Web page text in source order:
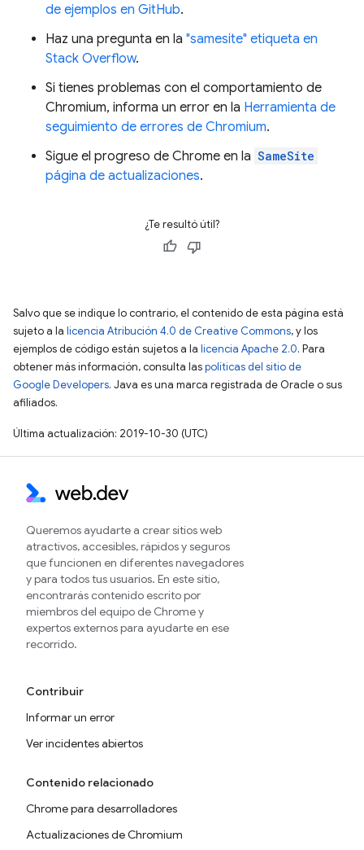
de ejemplos en GitHub.
Haz una pregunta en la "samesite" etiqueta en
Stack Overflow.
Si tienes problemas con el comportamiento de
Chromium, informa un error en la Herramienta de
seguimiento de errores de Chromium.
Sigue el progreso de Chrome en la SameSite
página de actualizaciones.
¿Te resultó útil?
Salvo que se indique lo contrario, el contenido de esta página está
sujeto a la licencia Atribución 4.0 de Creative Commons, y los
ejemplos de código están sujetos a la licencia Apache 2.0. Para
obtener más información, consulta laspolíticas del sitio de
Google Developers. Java es una marca registrada de Oracle o sus
afiliados.
Última actualización: 2019-10-30 (UTC)
Queremos ayudarte a crear sitios web
atractivos, accesibles, rápidos y seguros
que funcionen en diferentes navegadores
y para todos tus usuarios. En este sitio,
encontrarás contenido escrito por
miembros del equipo de Chrome y
expertos externos para ayudarte en ese
recorrido.
Contribuir
Informar un error
Ver incidentes abiertos
Contenido relacionado
Chrome para desarrolladores
Actualizaciones de Chromium